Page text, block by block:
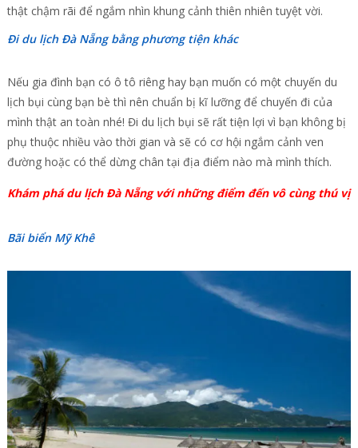
thật chậm rãi để ngắm nhìn khung cảnh thiên nhiên tuyệt vời.
Đi du lịch Đà Nẵng bằng phương tiện khác
Nếu gia đình bạn có ô tô riêng hay bạn muốn có một chuyến du
lịch bụi cùng bạn bè thì nên chuẩn bị kĩ lưỡng để chuyến đi của
mình thật an toàn nhé! Đi du lịch bụi sẽ rất tiện lợi vì bạn không bị
phụ thuộc nhiều vào thời gian và sẽ có cơ hội ngắm cảnh ven
đường hoặc có thể dừng chân tại địa điểm nào mà mình thích.
Khám phá du lịch Đà Nẵng với những điểm đến vô cùng thú vị
Bãi biển Mỹ Khê